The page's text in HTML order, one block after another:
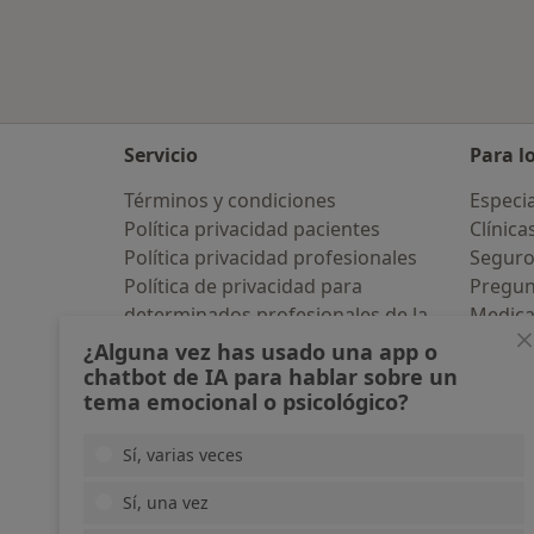
Servicio
Términos y condiciones
Política privacidad pacientes
Política privacidad profesionales
Política de privacidad para
determinados profesionales de la
salud
Política de cookies
Así organizamos los resultados
Quiénes somos
Partners
Para
Blog
¿Alguna vez has usado una app o
chatbot de IA para hablar sobre un
tema emocional o psicológico?
Sí, varias veces
Sí, una vez